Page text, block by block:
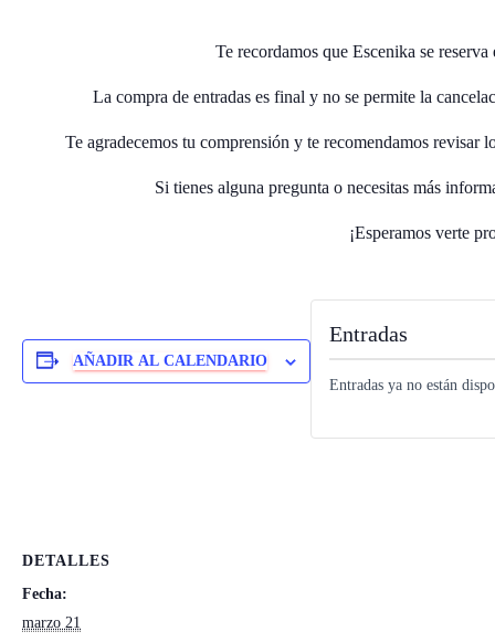
Te recordamos que Escenika se
La compra de entradas es final y no se permite la
Te agradecemos tu comprensión y te recomendamos revisar
Si tienes alguna pregunta o necesitas más
¡Esperamos verte
AÑADIR AL CALENDARIO
DETALLES
Fecha:
marzo 21
Entradas
Entradas ya no están